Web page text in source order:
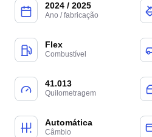
2024 / 2025
Ano / fabricação
Flex
Combustível
41.013
Quilometragem
Automática
Câmbio